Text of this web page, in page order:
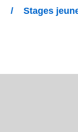
/ Stages